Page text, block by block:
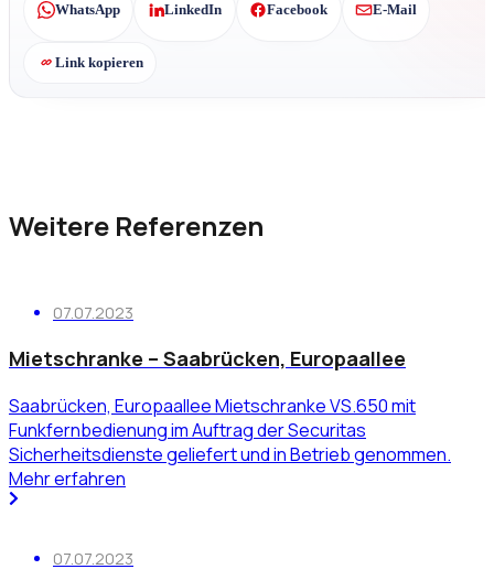
WhatsApp LinkedIn Facebook E-Mail
Link kopieren
Weitere Referenzen
07.07.2023
Mietschranke – Saabrücken, Europaallee
Saabrücken, Europaallee Mietschranke VS.650 mit
Funkfernbedienung im Auftrag der Securitas
Sicherheitsdienste geliefert und in Betrieb genommen.
Mehr erfahren
07.07.2023